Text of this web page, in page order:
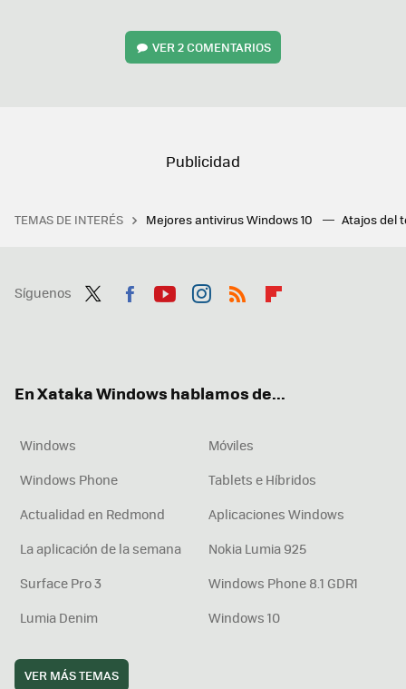
VER2 COMENTARIOS
TEMAS DE INTERÉS Mejores antivirus Windows 10 Atajos del
Síguenos
En Xataka Windows hablamos de...
Windows
Móviles
Windows Phone
Tablets e Híbridos
Actualidad en Redmond
Aplicaciones Windows
La aplicación de la semana
Nokia Lumia 925
Surface Pro 3
Windows Phone 8.1 GDR1
Lumia Denim
Windows 10
VER MÁS TEMAS